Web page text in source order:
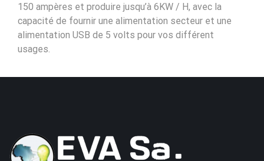
150 ampères et produire jusqu’à 6KW / H, avec la
capacité de fournir une alimentation secteur et une
alimentation USB de 5 volts pour vos différent
usages.